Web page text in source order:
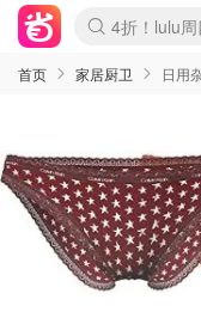
Boticinal 夏
4折！lulu
还没结束！
Joybuy变相
速领！
疑似霸哥！
Zalando 奥
Moncler反
Coach
首页 家居厨卫 日用